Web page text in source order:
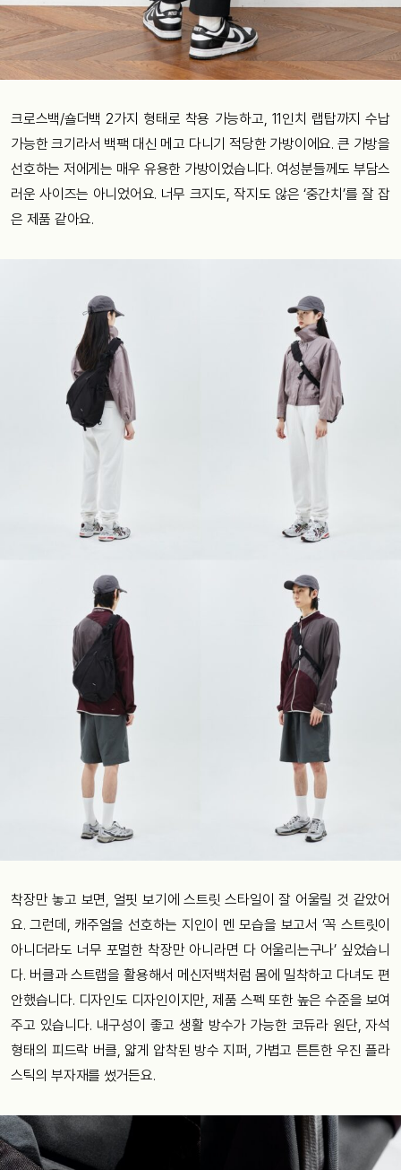
크로스백/숄더백 2가지 형태로 착용 가능하고, 11인치 랩탑까지 수납
가능한 크기라서 백팩 대신 메고 다니기 적당한 가방이에요. 큰 가방을
선호하는 저에게는 매우 유용한 가방이었습니다. 여성분들께도 부담스
러운 사이즈는 아니었어요. 너무 크지도, 작지도 않은 ‘중간치’를 잘 잡
은 제품 같아요.
착장만 놓고 보면, 얼핏 보기에 스트릿 스타일이 잘 어울릴 것 같았어
요. 그런데, 캐주얼을 선호하는 지인이 멘 모습을 보고서 ‘꼭 스트릿이
아니더라도 너무 포멀한 착장만 아니라면 다 어울리는구나’ 싶었습니
다. 버클과 스트랩을 활용해서 메신저백처럼 몸에 밀착하고 다녀도 편
안했습니다. 디자인도 디자인이지만, 제품 스펙 또한 높은 수준을 보여
주고 있습니다. 내구성이 좋고 생활 방수가 가능한 코듀라 원단, 자석
형태의 피드락 버클, 얇게 압착된 방수 지퍼, 가볍고 튼튼한 우진 플라
스틱의 부자재를 썼거든요.